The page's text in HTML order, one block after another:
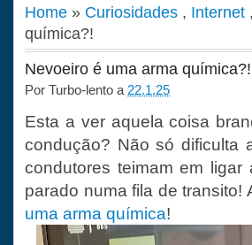
Home » Curiosidades , Internet ,
química?!
Nevoeiro é uma arma química?!
Por Turbo-lento a 22.1.25
Esta a ver aquela coisa
condução? Não só dificulta
condutores teimam em
parado numa fila de transito!
uma arma química!